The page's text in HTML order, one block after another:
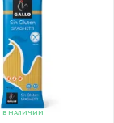
В НАЛИЧИИ